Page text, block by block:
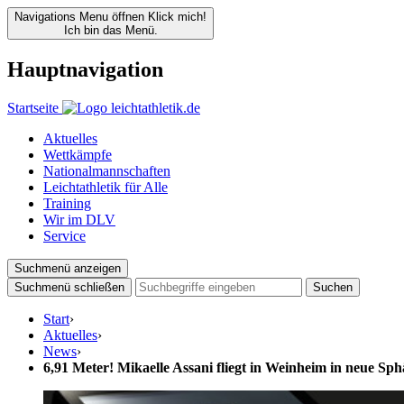
Navigations Menu öffnen Klick mich!
Ich bin das Menü.
Hauptnavigation
Startseite
Aktuelles
Wettkämpfe
Nationalmannschaften
Leichtathletik für Alle
Training
Wir im DLV
Service
Suchmenü anzeigen
Suchmenü schließen
Suchen
Start›
Aktuelles›
News›
6,91 Meter! Mikaelle Assani fliegt in Weinheim in neue